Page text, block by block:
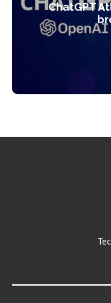
ChatGPT